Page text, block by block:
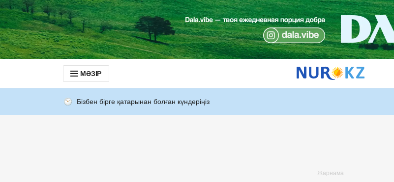
МӘЗІР
Бізбен бірге қатарынан болған күндеріңіз